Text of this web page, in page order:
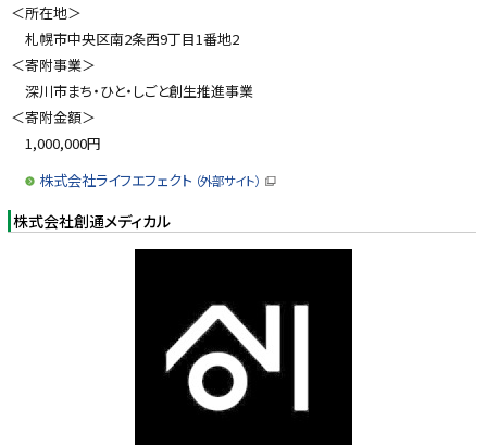
＜所在地＞
札幌市中央区南2条西9丁目1番地2
＜寄附事業＞
深川市まち・ひと・しごと創生推進事業
＜寄附金額＞
1,000,000円
株式会社ライフエフェクト （外部サイト）
ウ
ィ
で
ま
す
）
株式会社創通メディカル